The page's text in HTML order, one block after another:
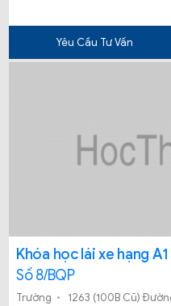
Yêu Cầu Tư Vấn
Khóa học lái xe hạng A1
Số 8/BQP
Trường